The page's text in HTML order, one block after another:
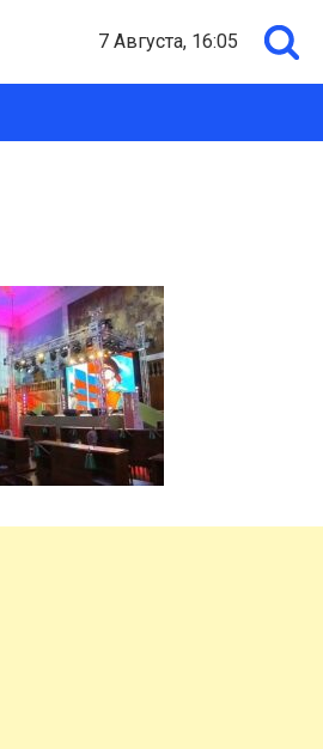
7 Августа, 16:05